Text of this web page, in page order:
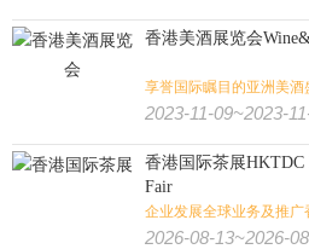
香港美酒展览会
享誉国际瞩目的亚洲美酒
2023-11-09~2023-
香港国际茶展HKTDC
Fair
企业发展全球业务及推
2026-08-13~2026-